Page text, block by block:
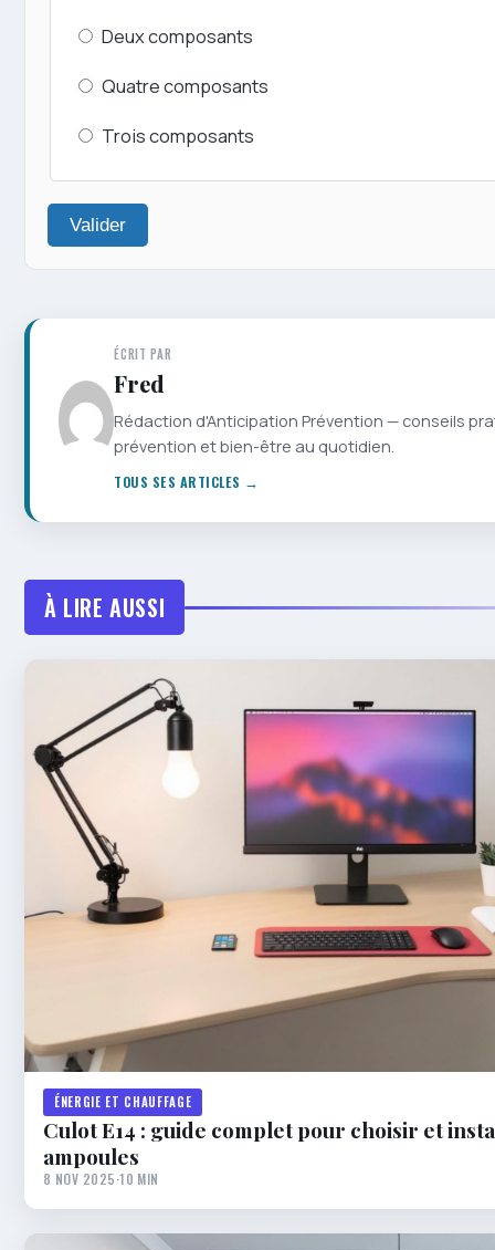
Deux composants
Quatre composants
Trois composants
Valider
ÉCRIT PAR
Fred
Rédaction d'Anticipation Prévention — conseils
prévention et bien-être au quotidien.
TOUS SES ARTICLES →
À LIRE AUSSI
ÉNERGIE ET CHAUFFAGE
Culot E14 : guide complet pour choisir et
ampoules
8 NOV 2025·10 MIN